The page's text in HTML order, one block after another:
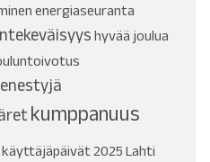
energiaseuranta
hyvää joulua
kumppanuus
käyttäjäpäivät 2025 Lahti